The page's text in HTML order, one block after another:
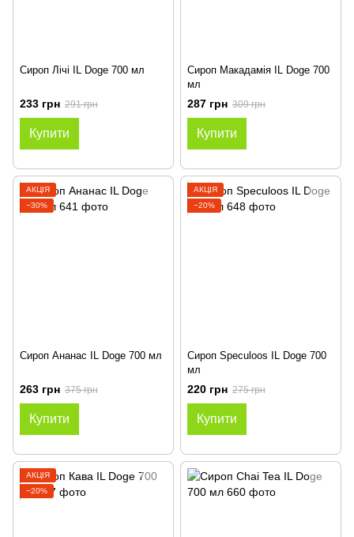
Сироп Лічі IL Doge 700 мл
233 грн 291 грн
Купити
Сироп Макадамія IL Doge 700
мл
287 грн 309 грн
Купити
АКЦІЯ
−30%
Сироп Ананас IL Doge 700 мл
263 грн 375 грн
Купити
АКЦІЯ
−20%
Сироп Speculoos IL Doge 700
мл
220 грн 275 грн
Купити
АКЦІЯ
−20%